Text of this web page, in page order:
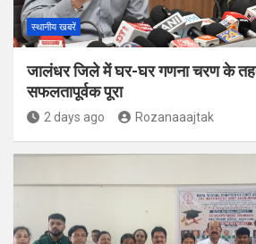
स्थानीय खबरें
जालंधर जिले में घर-घर गणना चरण के
सफलतापूर्वक पूरा
2 days ago Rozanaaajtak